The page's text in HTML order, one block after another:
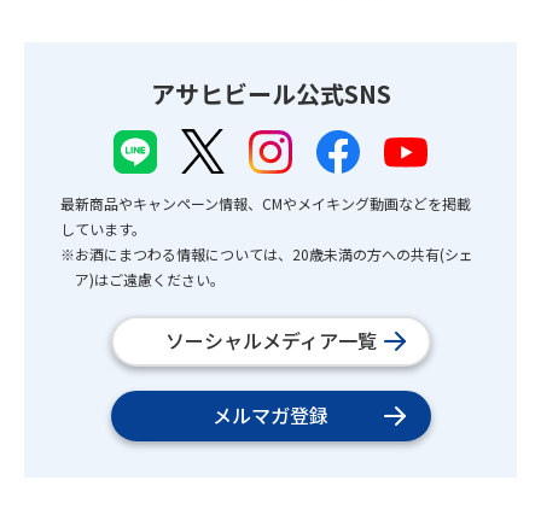
アサヒビール公式SNS
最新商品やキャンペーン情報、CMやメイキング動画などを掲載
しています。
※お酒にまつわる情報については、20歳未満の方への共有(シェ
ア)はご遠慮ください。
ソーシャルメディア一覧
メルマガ登録